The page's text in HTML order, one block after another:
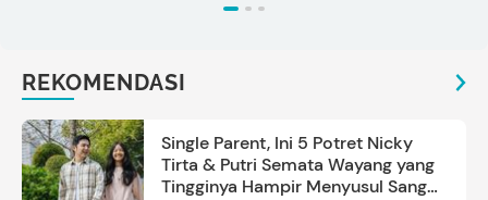
REKOMENDASI
Single Parent, Ini 5 Potret Nicky
Tirta & Putri Semata Wayang yang
Tingginya Hampir Menyusul Sang